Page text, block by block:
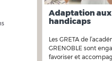
Adaptation aux
handicaps
Les GRETA de
GRENOBLE sont
favoriser et